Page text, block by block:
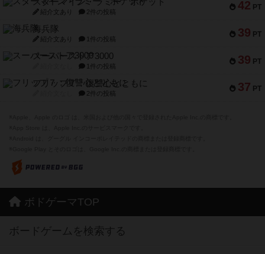
42 PT
スターマイン・ラミー ポケット
紹介文あり 2件の投稿
39 PT
海兵隊
紹介文あり 1件の投稿
39 PT
スーパーストア3000
1件の投稿
37 PT
フリップ７：復讐心とともに
2件の投稿
ボドゲーマTOP
ボードゲームを検索する